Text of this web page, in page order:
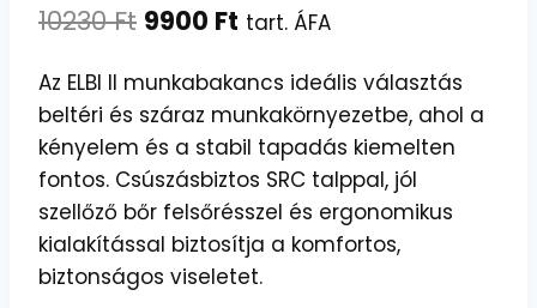
10230Ft Original
was:
10230 Ft.
9900 Ft Current
is:
9900 Ft.
tart. ÁFA
Az ELBI II munkabakancs ideális választás
beltéri és száraz munkakörnyezetbe, ahol a
kényelem és a stabil tapadás kiemelten
fontos. Csúszásbiztos SRC talppal, jól
szellőző bőr felsőrésszel és ergonomikus
kialakítással biztosítja a komfortos,
biztonságos viseletet.